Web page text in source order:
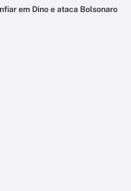
em Dino e ataca Bolsonaro